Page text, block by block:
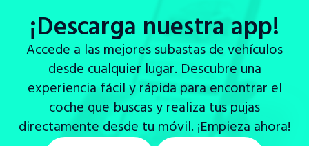
¡Descarga nuestra app!
Accede a las mejores subastas de vehículos
desde cualquier lugar. Descubre una
experiencia fácil y rápida para encontrar el
coche que buscas y realiza tus pujas
directamente desde tu móvil. ¡Empieza ahora!